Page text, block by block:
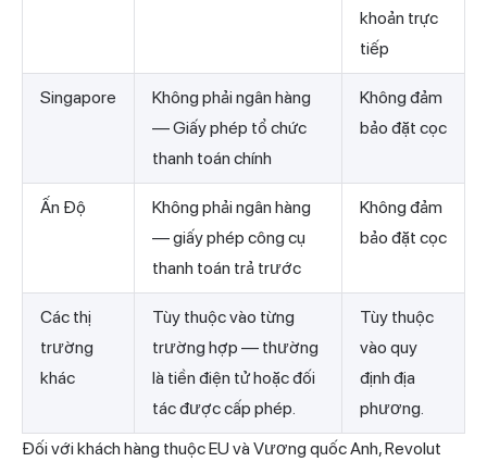
khoản trực
tiếp
Singapore
Không phải ngân hàng
— Giấy phép tổ chức
thanh toán chính
Không đảm
bảo đặt cọc
Ấn Độ
Không phải ngân hàng
— giấy phép công cụ
thanh toán trả trước
Không đảm
bảo đặt cọc
Các thị
trường
khác
Tùy thuộc vào từng
trường hợp — thường
là tiền điện tử hoặc đối
tác được cấp phép.
Tùy thuộc
vào quy
định địa
phương.
Đối với khách hàng thuộc EU và Vương quốc Anh, Revolut